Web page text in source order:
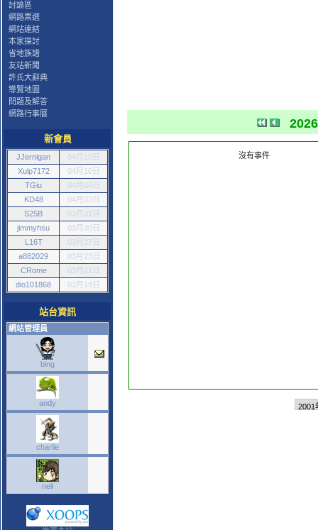
討論區
網路票選
網站連結
本家探討
省地族譜
友站新聞
許氏大辭典
導覽地圖
問題及解答
網路行事曆
新會員
JJernigan
04月10日
Xulp7172
04月10日
TGiu
04月04日
KD48
04月03日
S25B
03月31日
jimmyhsu
03月30日
L16T
03月27日
a882029
03月23日
CRome
03月21日
dio101868
03月19日
站台資訊
網站管理員
bing
andy
charlie
neil
沒有事件